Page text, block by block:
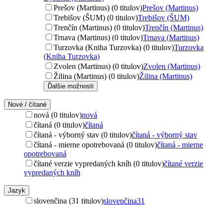
Prešov (Martinus) (0 titulov)Prešov (Martinus)
Trebišov (ŠUM) (0 titulov)Trebišov (ŠUM)
Trenčín (Martinus) (0 titulov)Trenčín (Martinus)
Trnava (Martinus) (0 titulov)Trnava (Martinus)
Turzovka (Kniha Turzovka) (0 titulov)Turzovka
(Kniha Turzovka)
Zvolen (Martinus) (0 titulov)Zvolen (Martinus)
Žilina (Martinus) (0 titulov)Žilina (Martinus)
Ďalšie možnosti
Nové / čítané
nová (0 titulov)nová
čítaná (0 titulov)čítaná
čítaná - výborný stav (0 titulov)čítaná - výborný stav
čítaná - mierne opotrebovaná (0 titulov)čítaná - mierne
opotrebovaná
čítané verzie vypredaných kníh (0 titulov)čítané verzie
vypredaných kníh
Jazyk
slovenčina (31 titulov)slovenčina31